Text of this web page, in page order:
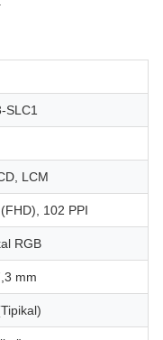
SLC1
LCM
102 PPI
RGB
mm